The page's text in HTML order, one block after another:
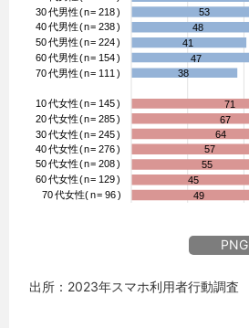
PNG
出所：2023年スマホ利用者行動調査